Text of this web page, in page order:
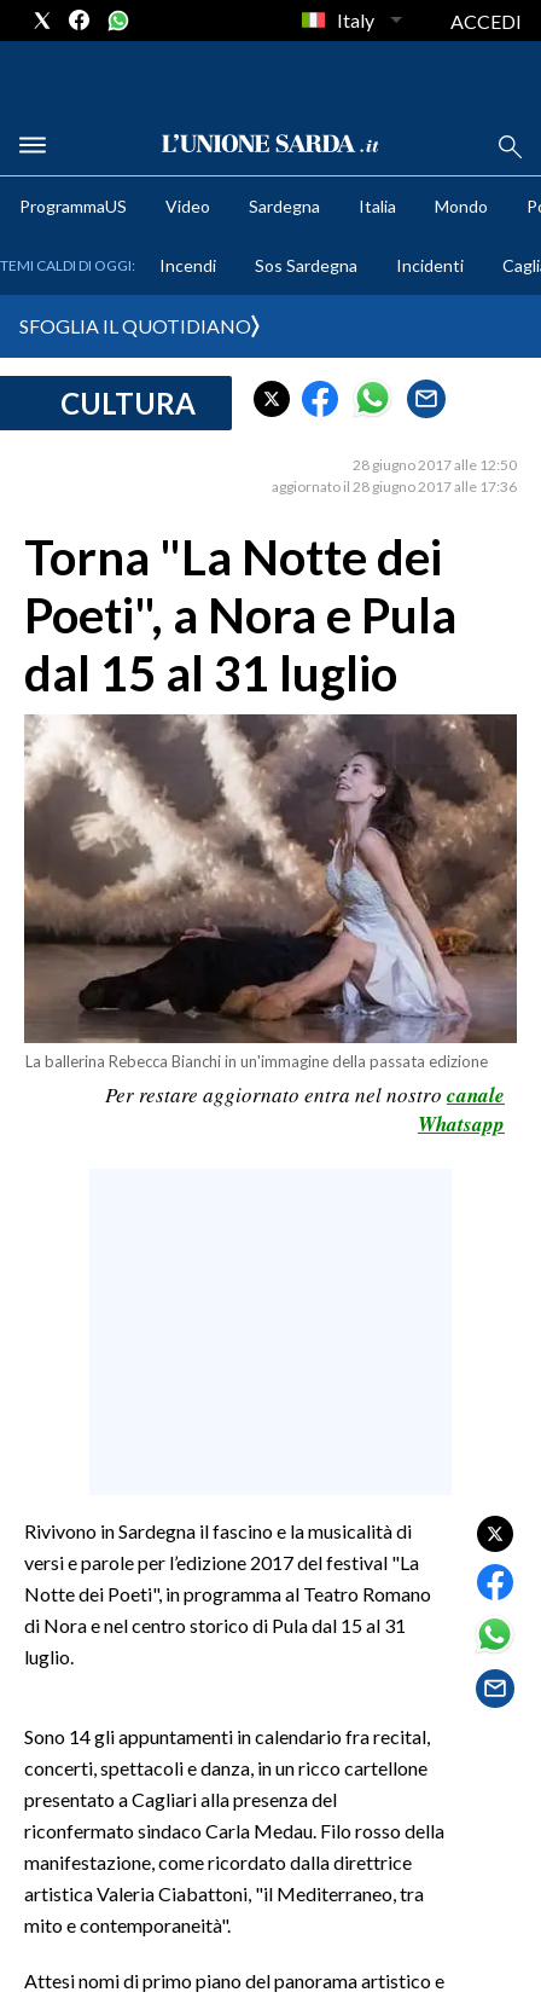
METEO
CRONACA SARDEGNA
MEDIO CAMPIDANO
SASSARI E PROVINCIA
GALLURA
NUORO E PROVINCIA
OGLIASTRA
AGENDA
CRONACA
ITALIA
MONDO
POLITICA
ECONOMIA
TENNIS
ALTRI SPORT
CULTURA
GOSSIP
SALUTE
EVENTI
Italy ACCEDI
ProgrammaUS Video Sardegna Italia Mondo
TEMI CALDI DI OGGI: Incendi Sos Sardegna Incidenti
SFOGLIA IL QUOTIDIANO
CULTURA
28 giugno 2017 alle 12:50
aggiornato il 28 giugno 2017 alle 17:36
Torna "La Notte dei
Poeti", a Nora e Pula
dal 15 al 31 luglio
La ballerina Rebecca Bianchi in un'immagine della passata edizione
Per restare aggiornato entra nel nostro canale
Whatsapp
Rivivono in Sardegna il fascino e la musicalità di
versi e parole per l’edizione 2017 del festival "La
Notte dei Poeti", in programma al Teatro Romano
di Nora e nel centro storico di Pula dal 15 al 31
luglio.
Sono 14 gli appuntamenti in calendario fra recital,
concerti, spettacoli e danza, in un ricco cartellone
presentato a Cagliari alla presenza del
riconfermato sindaco Carla Medau. Filo rosso della
manifestazione, come ricordato dalla direttrice
artistica Valeria Ciabattoni, "il Mediterraneo, tra
mito e contemporaneità".
Attesi nomi di primo piano del panorama artistico e